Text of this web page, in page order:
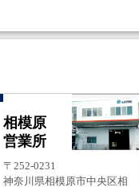
相模原
営業所
〒252-0231
神奈川県相模原市中央区相